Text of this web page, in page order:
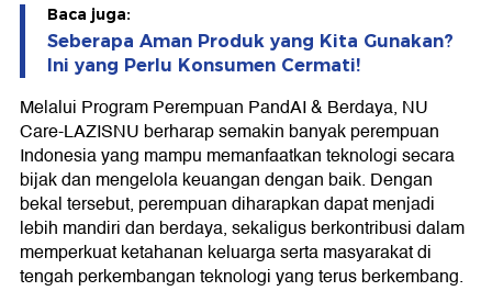
Baca juga:
Seberapa Aman Produk yang Kita Gunakan?
Ini yang Perlu Konsumen Cermati!
Melalui Program Perempuan PandAI & Berdaya, NU
Care-LAZISNU berharap semakin banyak perempuan
Indonesia yang mampu memanfaatkan teknologi secara
bijak dan mengelola keuangan dengan baik. Dengan
bekal tersebut, perempuan diharapkan dapat menjadi
lebih mandiri dan berdaya, sekaligus berkontribusi dalam
memperkuat ketahanan keluarga serta masyarakat di
tengah perkembangan teknologi yang terus berkembang.